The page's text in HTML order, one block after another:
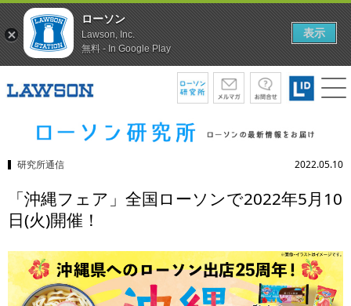
研究所通信 2022.05.10
「沖縄フェア」全国ローソンで2022年5月10
日(火)開催！
ローソン
Lawson, Inc.
無料 - In Google Play
表示